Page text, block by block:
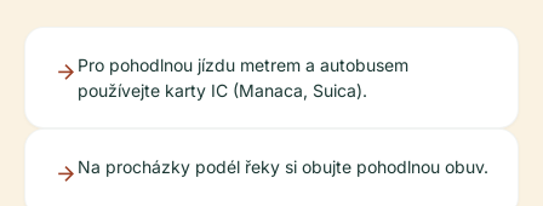
Pro pohodlnou jízdu metrem a autobusem
používejte karty IC (Manaca, Suica).
Na procházky podél řeky si obujte pohodlnou obuv.